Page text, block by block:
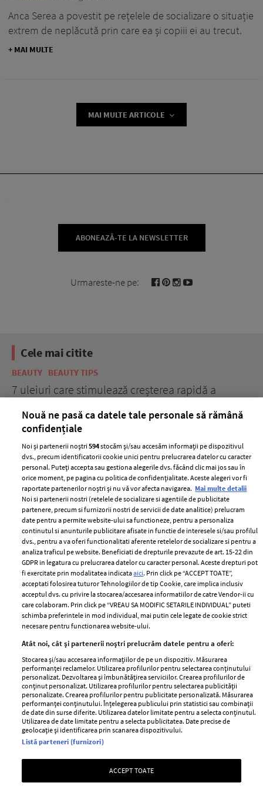
Anca Serea a povestit pe rețelele de socializare o situație
extrem de neplăcută prin care ea și copiii ei au trecut.
+ MAI MULTE
MAI MULTE ARTICOLE
ABONEAZĂ-TE LA NEWSLETTER
Urmareste-ne pe:
Cele mai citite
BEAUTY BEAUTY TIPS
7 uleiuri care stimulează creșterea rapidă a
ELLE Style Awards
2024
Despre ELLE
Romania
Contact
Abonamente
Termeni si conditii
Politica de
confidențialitate
Politica de cookies
Publicitate
GSP
Unica
Baby
Retete
femei
Viva
Avantaje
Retete practice
Pariază responsabil! Decizia ONJN nr. 821/25.09.2025.
Jocurile de noroc sunt interzise minorilor.
Nouă ne pasă ca datele tale personale să rămână
confidențiale
Noi și partenerii noștri594stocăm și/sau accesăm informații pe dispozitivul
dvs., precum identificatorii cookie unici pentru prelucrarea datelor cu caracter
personal. Puteți accepta sau gestiona alegerile dvs. făcând clic mai jos sau în
orice moment, pe pagina cu politica de confidențialitate. Aceste alegeri vor fi
raportate partenerilor noștri și nu vă vor afecta navigarea. Mai multe detalii
Noi si partenerii nostri (retelele de socializare si agentiile de publicitate
partenere, precum si furnizorii nostri de servicii de date analitice) prelucram
date pentru a permite website-ului sa functioneze, pentru a personaliza
continutul si anunturile publicitare afisate in functie de interesele si/sau profilul
dvs., pentru a va oferi functionalitati aferente retelelor de socializare si pentru a
analiza traficul pe website. Beneficiati de drepturile prevazute de art. 15-22 din
GDPR in legatura cu prelucrarea datelor cu caracter personal. Aceste drepturi pot
fi exercitate prin modalitatea indicataaici. Prin click pe “ACCEPT TOATE”,
acceptati folosirea tuturor Tehnologiilor de tip Cookie, care implica inclusiv
acceptul dvs. cu privire la stocarea/accesarea informatiilor de catre Vendor-ii cu
care colaboram. Prin click pe “VREAU SA MODIFIC SETARILE INDIVIDUAL” puteti
schimba preferintele in mod individual, mai putin cele legate de cookie strict
necesare pentru functionarea website-ului.
Atât noi, cât și partenerii noștri prelucrăm datele pentru a oferi:
Stocarea și/sau accesarea informațiilor de pe un dispozitiv. Măsurarea
performanței reclamelor. Utilizarea profilurilor pentru selectarea conținutului
personalizat. Dezvoltarea și îmbunătățirea serviciilor. Crearea profilurilor de
conținut personalizat. Utilizarea profilurilor pentru selectarea publicității
personalizate. Crearea profilurilor pentru publicitate personalizată. Măsurarea
performanței conținutului. Înțelegerea publicului prin statistici sau combinații
de date din surse diferite. Utilizarea datelor limitate pentru a selecta conținutul.
Utilizarea de date limitate pentru a selecta publicitatea. Date precise de
geolocație și identificarea prin scanarea dispozitivului.
Listă parteneri (furnizori)
ACCEPT TOATE